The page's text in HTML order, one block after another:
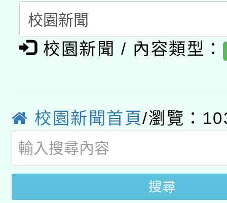
月28日止
動」
開 智慧啟航」
「2026桃園藝術巡演
關事宜
轉知教育部國民及學前
國立臺灣師範大學辦
業成長研習」實施計畫
函轉國家教育研究院中
族教育國際趨勢與發展
新北市政府教育局辦理
師專業成長研習實施計
方素養工作坊新北場」
函轉國立臺灣師範大學
族語言臺北學習中心
「族語學習班」招生簡
轉知有關國立成功大學
文教學共融平台-教案
教育部國民及學前教
年度COVID-19疫苗接
校園新聞 / 內容類型：
校園新聞首頁/瀏覽：
搜尋